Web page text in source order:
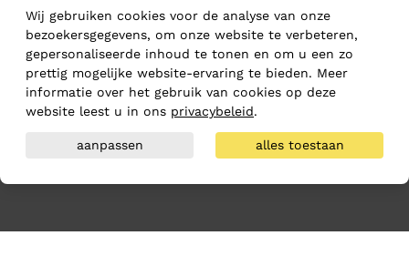
Wij gebruiken cookies voor de analyse van onze
bezoekersgegevens, om onze website te verbeteren,
gepersonaliseerde inhoud te tonen en om u een zo
prettig mogelijke website-ervaring te bieden. Meer
informatie over het gebruik van cookies op deze
website leest u in ons privacybeleid.
aanpassen alles toestaan